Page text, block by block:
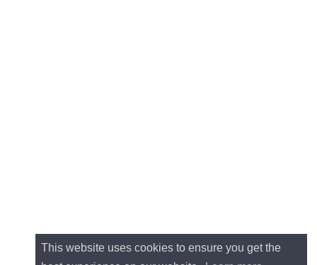
This website uses cookies to ensure you get the